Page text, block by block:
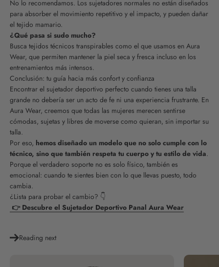
No lo recomendamos. Los sujetadores normales no están diseñados
para absorber el movimiento repetitivo y el impacto, y pueden dañar
el tejido mamario.
¿Qué pasa si sudo mucho?
Busca tejidos técnicos transpirables como el que usamos en Aura
Wear, que permiten mantener la piel seca y fresca incluso en los
entrenamientos más intensos.
Conclusión: tu guía hacia más confort y confianza
Encontrar el sujetador deportivo perfecto cuando tienes una talla
grande no debería ser un acto de fe ni una experiencia frustrante. En
Aura Wear, creemos que todas las mujeres merecen sentirse
cómodas, sujetas y libres de moverse como quieran, sin importar su
talla.
Por eso, hemos diseñado un modelo que no solo cumple con lo
técnico, sino que también respeta tu cuerpo y tu estilo de vida.
Porque el verdadero soporte no es solo físico, también es
emocional: cuando te sientes bien con lo que llevas puesto, todo
cambia.
¿Lista para probar el cambio? 👇
👉 Descubre el Sujetador Deportivo Panal Aura Wear
Reading next